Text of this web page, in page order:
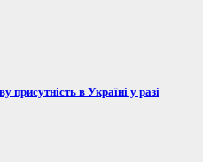
присутність в Україні у разі